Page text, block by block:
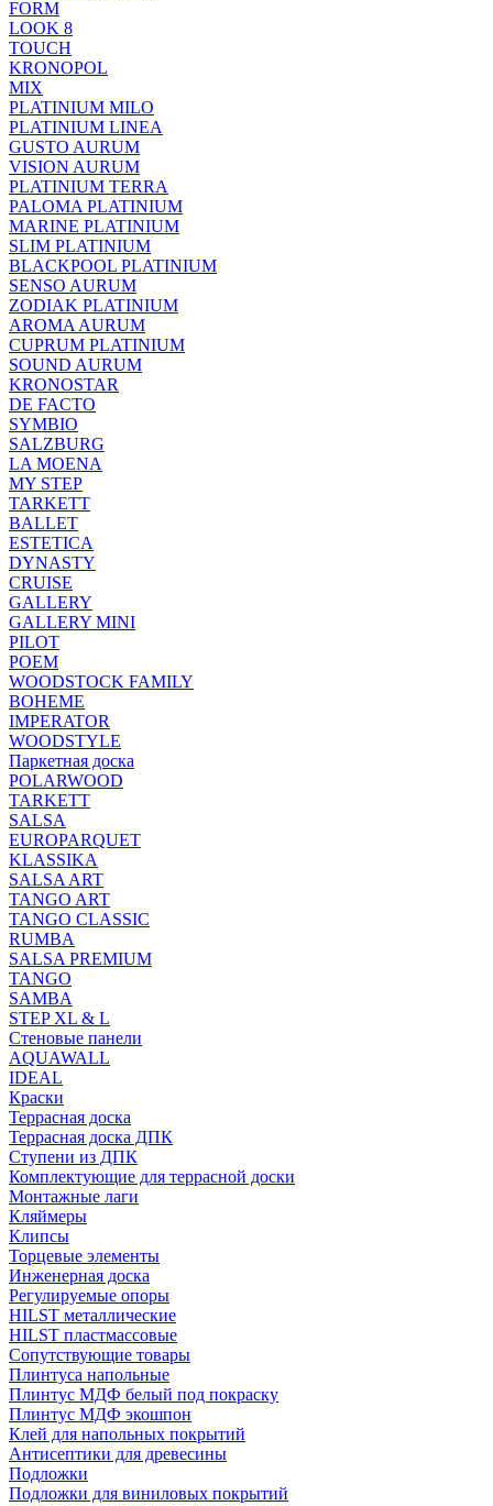
FORM
LOOK 8
TOUCH
KRONOPOL
MIX
PLATINIUM MILO
PLATINIUM LINEA
GUSTO AURUM
VISION AURUM
PLATINIUM TERRA
PALOMA PLATINIUM
MARINE PLATINIUM
SLIM PLATINIUM
BLACKPOOL PLATINIUM
SENSO AURUM
ZODIAK PLATINIUM
AROMA AURUM
CUPRUM PLATINIUM
SOUND AURUM
KRONOSTAR
DE FACTO
SYMBIO
SALZBURG
LA MOENA
MY STEP
TARKETT
BALLET
ESTETICA
DYNASTY
CRUISE
GALLERY
GALLERY MINI
PILOT
POEM
WOODSTOCK FAMILY
BOHEME
IMPERATOR
WOODSTYLE
Паркетная доска
POLARWOOD
TARKETT
SALSA
EUROPARQUET
KLASSIKA
SALSA ART
TANGO ART
TANGO CLASSIC
RUMBA
SALSA PREMIUM
TANGO
SAMBA
STEP XL & L
Стеновые панели
AQUAWALL
IDEAL
Краски
Террасная доска
Террасная доска ДПК
Ступени из ДПК
Комплектующие для террасной доски
Монтажные лаги
Кляймеры
Клипсы
Торцевые элементы
Инженерная доска
Регулируемые опоры
HILST металлические
HILST пластмассовые
Сопутствующие товары
Плинтуса напольные
Плинтус МДФ белый под покраску
Плинтус МДФ экошпон
Клей для напольных покрытий
Антисептики для древесины
Подложки
Подложки для виниловых покрытий